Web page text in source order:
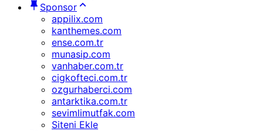
Sponsor
appilix.com
kanthemes.com
ense.com.tr
munasip.com
vanhaber.com.tr
cigkofteci.com.tr
ozgurhaberci.com
antarktika.com.tr
sevimlimutfak.com
Siteni Ekle